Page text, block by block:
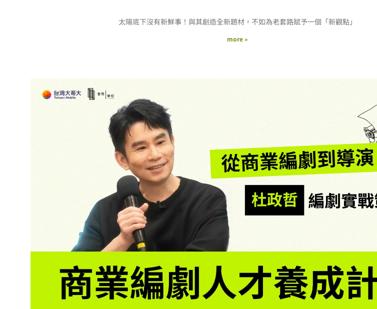
太陽底下沒有新鮮事！與其創造全新題材，不如為老套路賦予一個「新觀點」
more »